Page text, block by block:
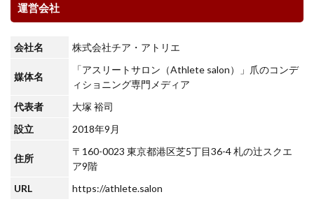
運営会社
会社名 株式会社チア・アトリエ
媒体名
「アスリートサロン（Athlete salon）」爪のコンデ
ィショニング専門メディア
代表者
大塚 裕司
設立
2018年9月
住所
〒160-0023 東京都港区芝5丁目36-4 札の辻スクエ
ア9階
URL
https://athlete.salon